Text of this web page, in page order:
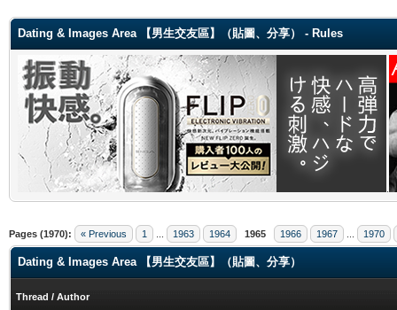
Dating & Images Area 【男生交友區】（貼圖、分享） - Rules
Pages (1970): « Previous 1 1963 1964 1965 1966 1967 1970
Dating & Images Area 【男生交友區】（貼圖、分享）
Thread / Author